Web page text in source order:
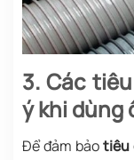
3. Các
ý khi dùng
Để đảm bảotiêu